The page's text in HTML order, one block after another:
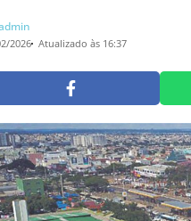
2026 Atualizado às 16:37